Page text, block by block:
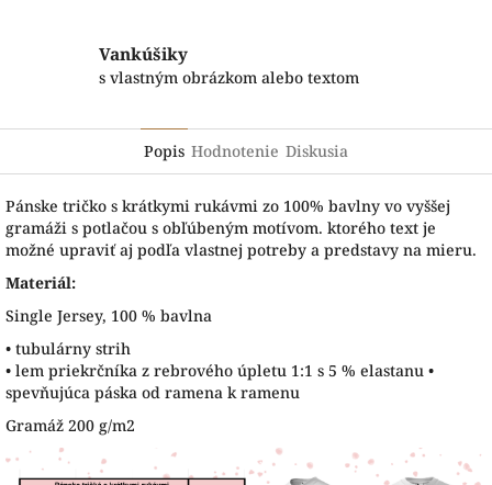
Vankúšiky
s vlastným obrázkom alebo textom
Popis Hodnotenie Diskusia
Pánske tričko s krátkymi rukávmi zo 100% bavlny vo vyššej
gramáži s potlačou s obľúbeným motívom. ktorého text je
možné upraviť aj podľa vlastnej potreby a predstavy na mieru.
Materiál:
Single Jersey, 100 % bavlna
• tubulárny strih
• lem priekrčníka z rebrového úpletu 1:1 s 5 % elastanu •
spevňujúca páska od ramena k ramenu
Gramáž 200 g/m2